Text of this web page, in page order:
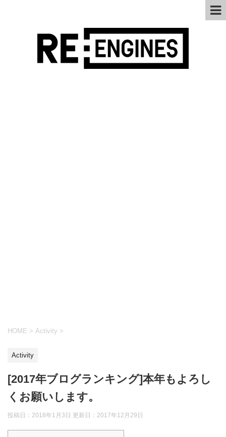
HOME > Activity >
Activity
[2017年ブログランキング]本年もよろし
くお願いします。
投稿日：2018年1月3日 更新日： 2017年12月29日